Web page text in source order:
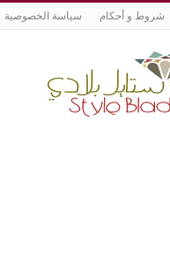
شروط و أحكام سياسة الخصوصية